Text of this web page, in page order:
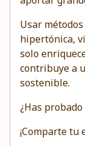
Usar
hipertónica,
solo
contribuye a
sostenible.
¿Has
¡Comparte tu